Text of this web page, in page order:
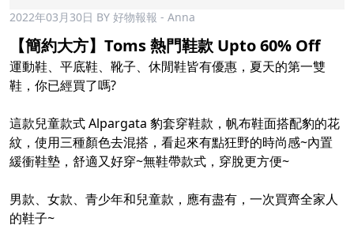
2022年03月30日 BY 好物報報 - Anna
【簡約大方】Toms 熱門鞋款 Upto 60% Off
運動鞋、平底鞋、靴子、休閒鞋皆有優惠，夏天的第一雙
鞋，你已經買了嗎?
這款兒童款式 Alpargata 豹套穿鞋款，帆布鞋面搭配豹的花
紋，使用三種顏色去混搭，看起來有點狂野的時尚感~內置
緩衝鞋墊，舒適又好穿~無鞋帶款式，穿脫更方便~
男款、女款、青少年和兒童款，應有盡有，一次買齊全家人
的鞋子~